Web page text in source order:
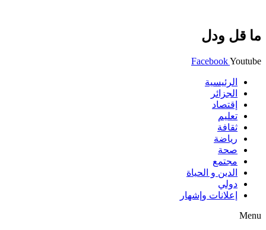
ما قل ودل
FacebookYoutube
الرئيسية
الجزائر
إقتصاد
تعليم
ثقافة
رياضة
صحة
مجتمع
الدين و الحياة
دولي
إعلانات وإشهار
Menu